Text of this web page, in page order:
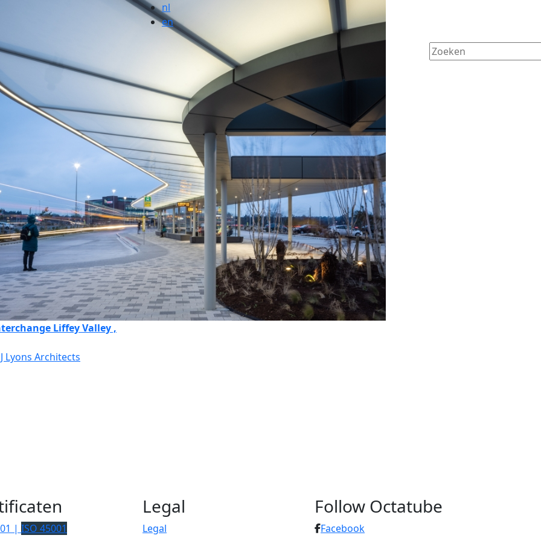
nl
en
Liffey Valley ,
Lyons Architects
| ISO 45001
Legal
Legal
Follow Octatube
Facebook